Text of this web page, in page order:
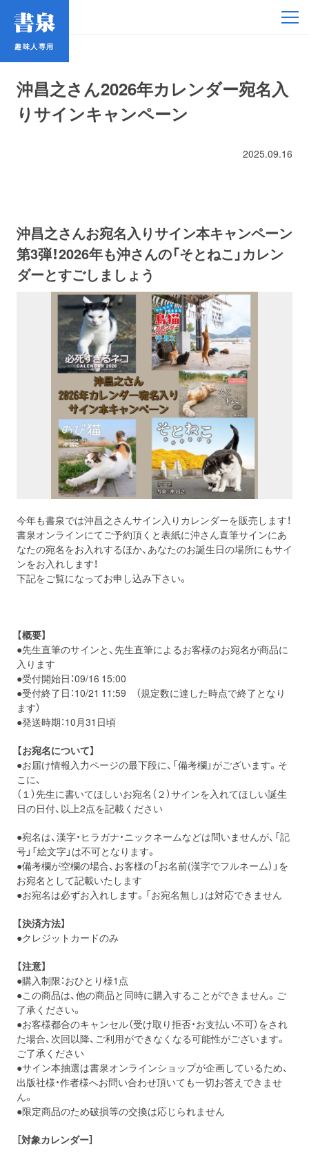
趣味人専用
沖昌之さん2026年カレンダー宛名入
りサインキャンペーン
2025.09.16
沖昌之さんお宛名入りサイン本キャンペーン
第3弾！2026年も沖さんの「そとねこ」カレン
ダーとすごしましょう
今年も書泉では沖昌之さんサイン入りカレンダーを販売します！
書泉オンラインにてご予約頂くと表紙に沖さん直筆サインにあ
なたの宛名をお入れするほか、あなたのお誕生日の場所にもサイ
ンをお入れします！
下記をご覧になってお申し込み下さい。
【概要】
●先生直筆のサインと、先生直筆によるお客様のお宛名が商品に
入ります
●受付開始日：09/16 15:00
●受付終了日：10/21 11:59 （規定数に達した時点で終了となり
ます）
●発送時期：10月31日頃
【お宛名について】
●お届け情報入力ページの最下段に、「備考欄」がございます。そ
こに、
（１）先生に書いてほしいお宛名（２）サインを入れてほしい誕生
日の日付、以上2点を記載ください
●宛名は、漢字・ヒラガナ・ニックネームなどは問いませんが、「記
号」「絵文字」は不可となります。
●備考欄が空欄の場合、お客様の「お名前(漢字でフルネーム）」を
お宛名として記載いたします
●お宛名は必ずお入れします。「お宛名無し」は対応できません
【決済方法】
●クレジットカードのみ
【注意】
●購入制限：おひとり様1点
●この商品は、他の商品と同時に購入することができません。ご
了承ください。
●お客様都合のキャンセル（受け取り拒否・お支払い不可）をされ
た場合、次回以降、ご利用ができなくなる可能性がございます。
ご了承ください
●サイン本抽選は書泉オンラインショップが企画しているため、
出版社様・作者様へお問い合わせ頂いても一切お答えできませ
ん。
●限定商品のため破損等の交換は応じられません
［対象カレンダー］
趣味人専用
コミック・ラノベ
占い
プロレス
数学
コンピューター
ミリタリー
その他
イベント 特典
フェア お知らせ
お問い合わせ 取材のお申し込み